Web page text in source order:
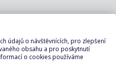
voda, káva, čaj u snídaně
u oběda a večeře voda.
údajů o návštěvnících, pro zlepšení
obsahu a pro poskytnutí
o cookies používáme